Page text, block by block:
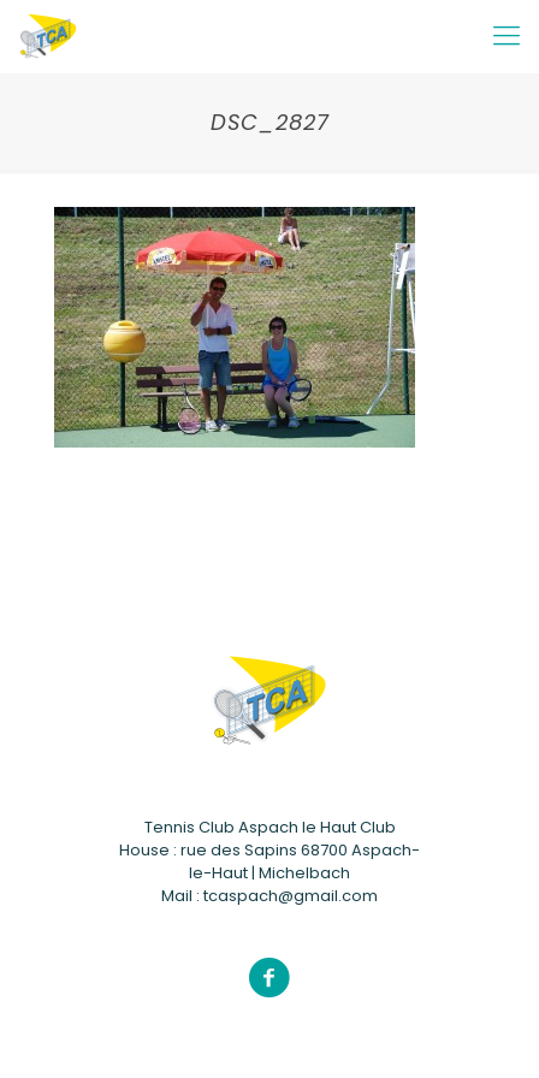
DSC_2827
Tennis Club Aspach le Haut Club
House : rue des Sapins 68700 Aspach-
le-Haut | Michelbach
Mail : tcaspach@gmail.com